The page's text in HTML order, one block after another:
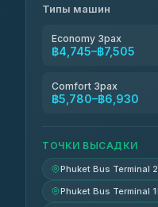
Типы машин
Economy 3pax
฿4,745–฿7,505
Comfort 3pax
฿5,780–฿6,930
ТОЧКИ ВЫСАДКИ
Phuket Bus Terminal 2
Phuket Bus Terminal 1